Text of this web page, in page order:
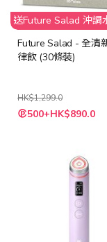
送Future Salad 沖調
Future Salad - 全清
律飲 (30條裝)
HK$1,299.0
特
殊 500+HK$890.0